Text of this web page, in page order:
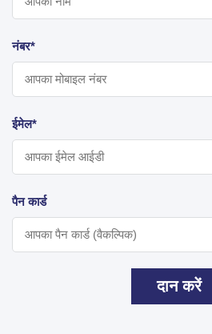
नंबर*
ईमेल*
पैन कार्ड
दान करें